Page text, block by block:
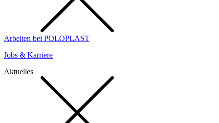
Arbeiten bei POLOPLAST
Jobs & Karriere
Aktuelles